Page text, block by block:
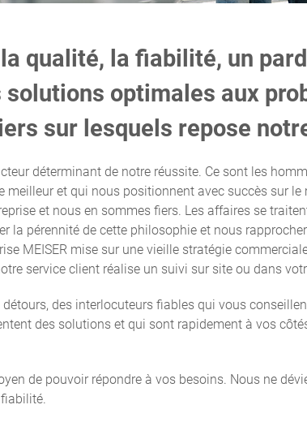
qualité, la fiabilité, un
solutions optimales aux
sur lesquels repose
déterminant de notre réussite. Ce sont les
meilleur et qui nous positionnent avec succès sur le
et nous en sommes fiers. Les affaires se
la pérennité de cette philosophie et nous
MEISER mise sur une vieille stratégie
service client réalise un suivi sur site ou dans
des interlocuteurs fiables qui vous
des solutions et qui sont rapidement à vos
de pouvoir répondre à vos besoins. Nous ne